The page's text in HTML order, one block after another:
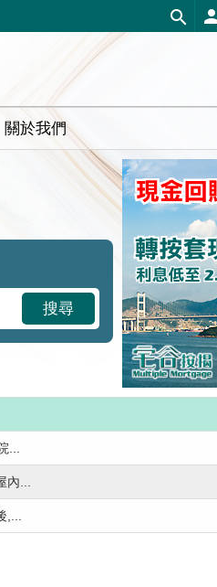
關於我們
搜尋
...
...